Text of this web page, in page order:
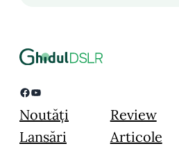
Facebook YouTube
Noutăți
Lansări
Review
Articole